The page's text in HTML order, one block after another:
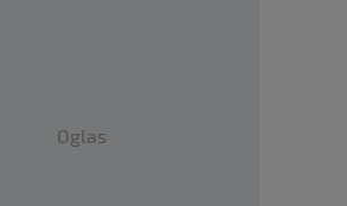
Oglas